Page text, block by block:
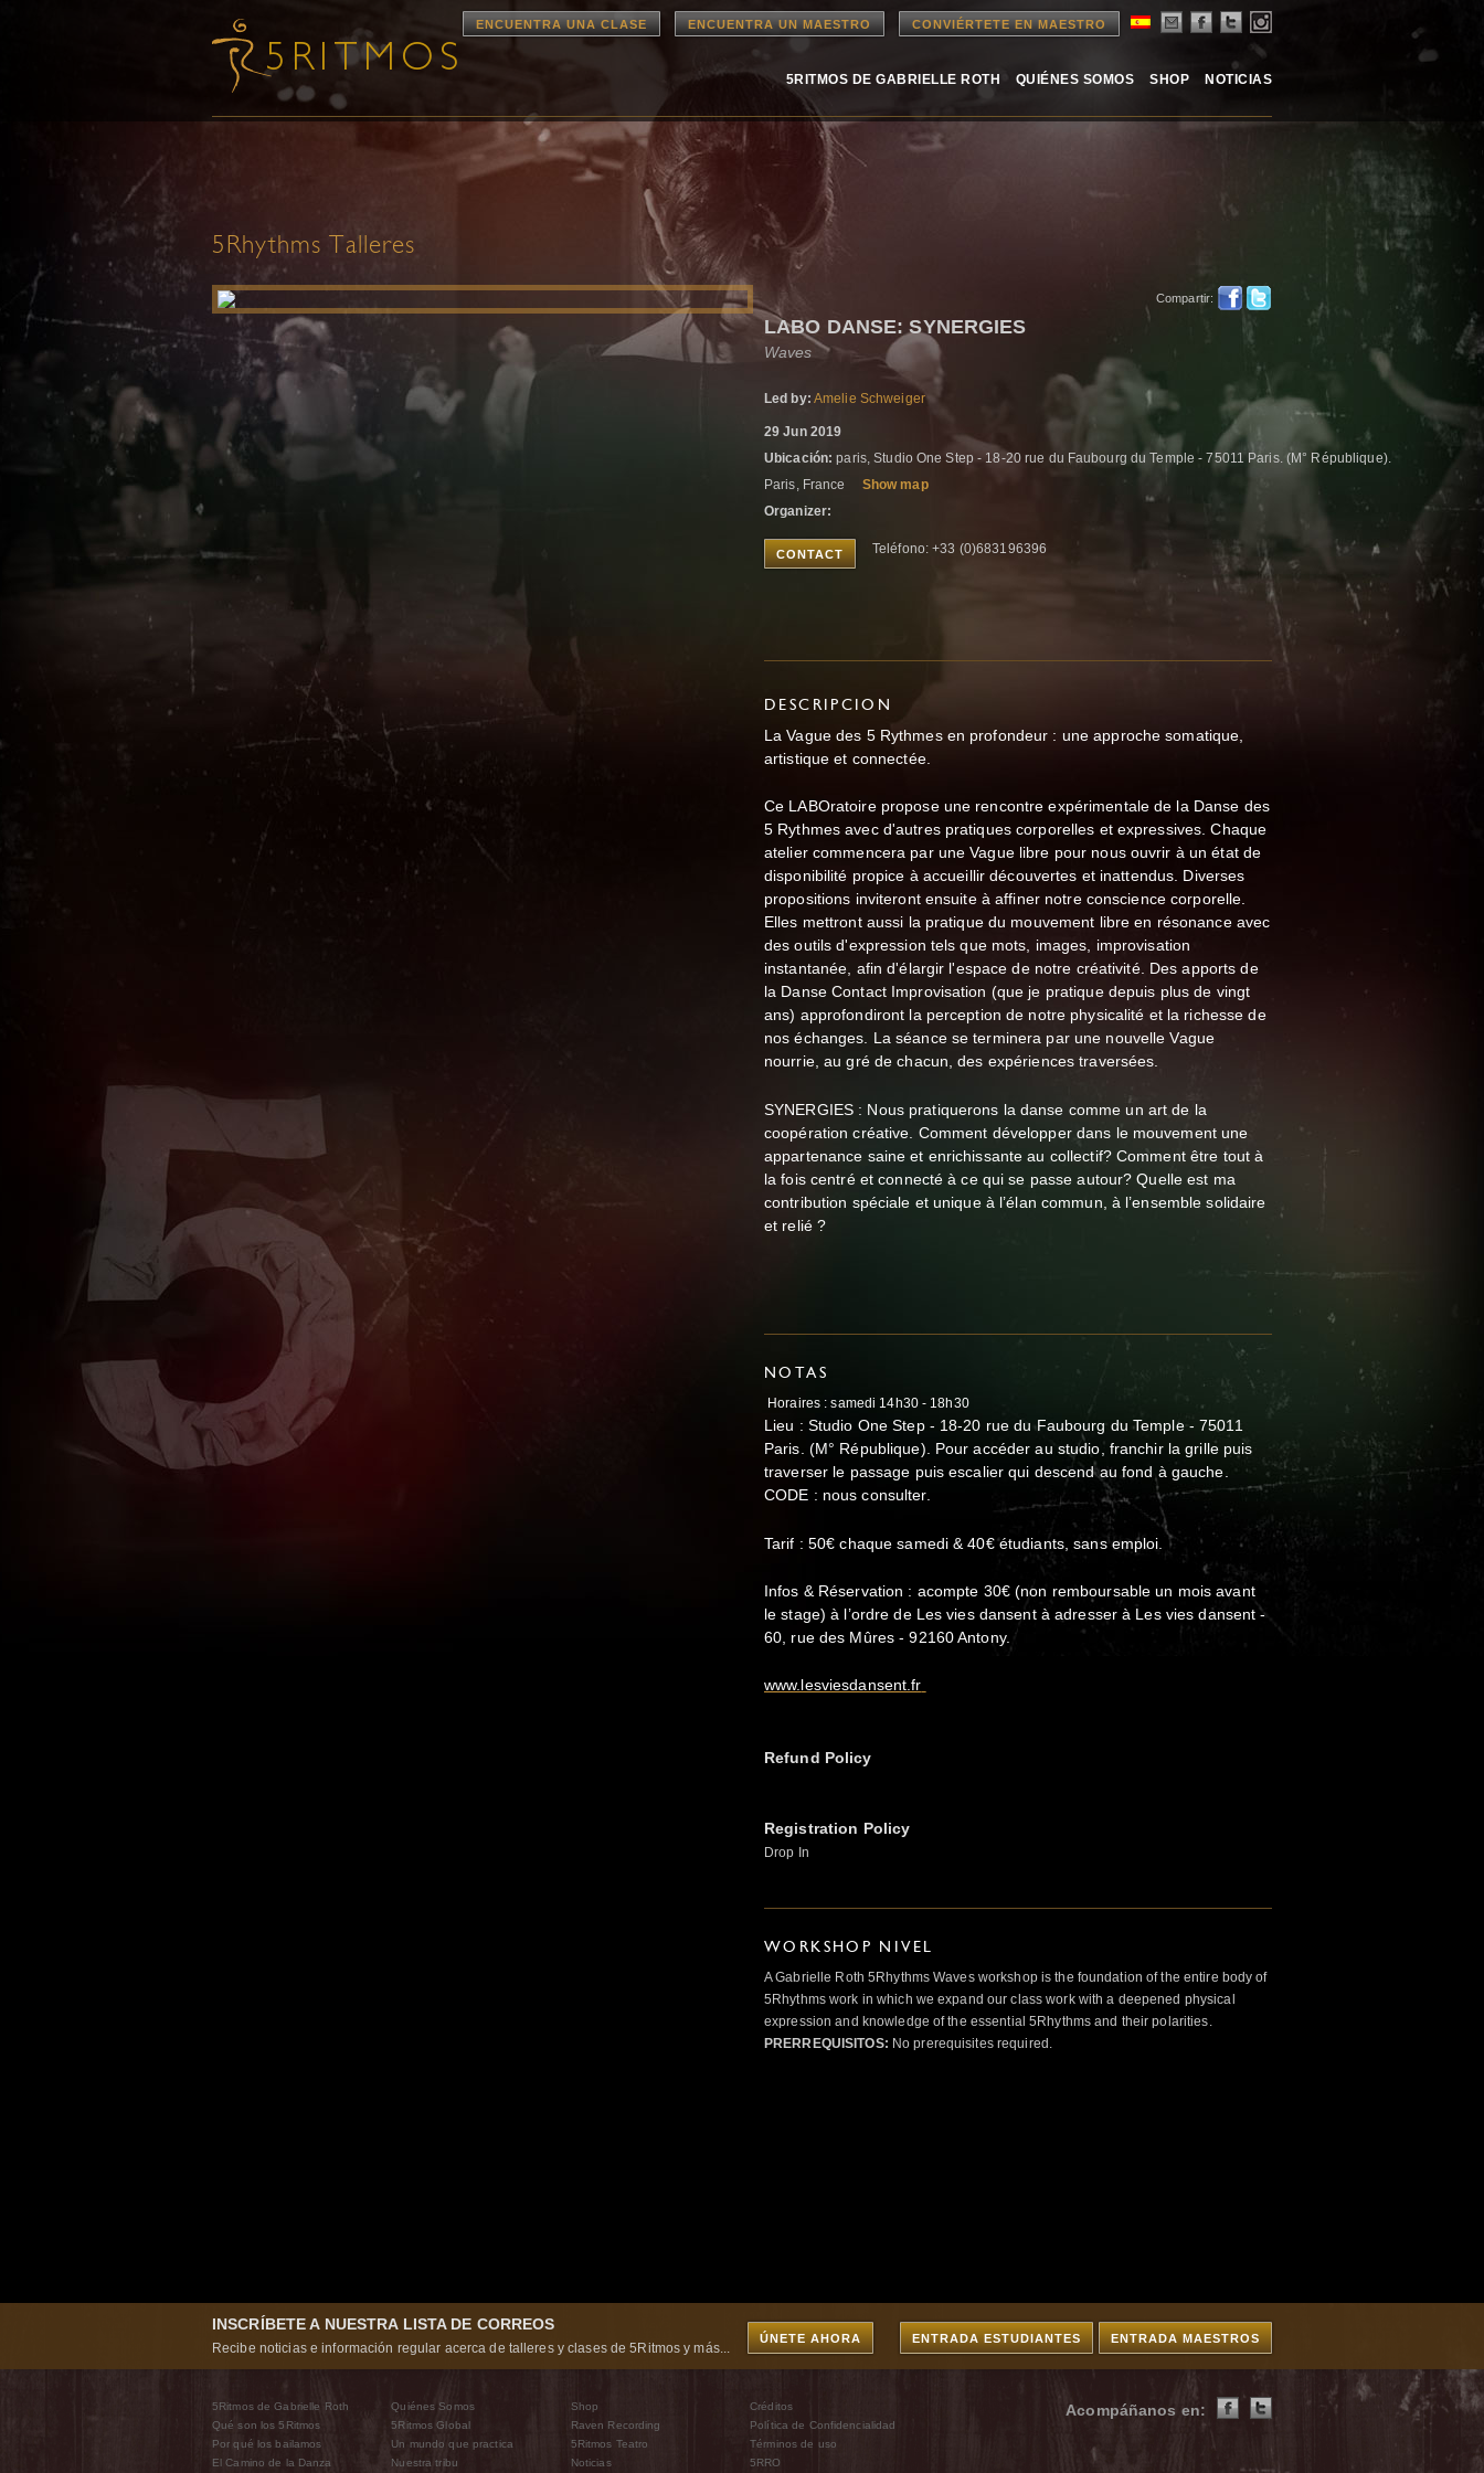
ENCUENTRA UNA CLASE ENCUENTRA UN MAESTRO CONVIÉRTETE EN MAESTRO
5RITMOS DE GABRIELLE ROTH QUIÉNES SOMOS SHOP NOTICIAS
5Rhythms Talleres
Compartir:
LABO DANSE: SYNERGIES
Waves
Led by: Amelie Schweiger
29 Jun 2019
Ubicación: paris, Studio One Step - 18-20 rue du Faubourg du Temple - 75011 Paris. (M° République).
Paris, France
Show map
Organizer:
CONTACT Teléfono: +33 (0)683196396
DESCRIPCION
La Vague des 5 Rythmes en profondeur : une approche somatique,
artistique et connectée.
Ce LABOratoire propose une rencontre expérimentale de la Danse des
5 Rythmes avec d'autres pratiques corporelles et expressives. Chaque
atelier commencera par une Vague libre pour nous ouvrir à un état de
disponibilité propice à accueillir découvertes et inattendus. Diverses
propositions inviteront ensuite à affiner notre conscience corporelle.
Elles mettront aussi la pratique du mouvement libre en résonance avec
des outils d'expression tels que mots, images, improvisation
instantanée, afin d'élargir l'espace de notre créativité. Des apports de
la Danse Contact Improvisation (que je pratique depuis plus de vingt
ans) approfondiront la perception de notre physicalité et la richesse de
nos échanges. La séance se terminera par une nouvelle Vague
nourrie, au gré de chacun, des expériences traversées.
SYNERGIES : Nous pratiquerons la danse comme un art de la
coopération créative. Comment développer dans le mouvement une
appartenance saine et enrichissante au collectif? Comment être tout à
la fois centré et connecté à ce qui se passe autour? Quelle est ma
contribution spéciale et unique à l’élan commun, à l’ensemble solidaire
et relié ?
NOTAS
Horaires : samedi 14h30 - 18h30
Lieu : Studio One Step - 18-20 rue du Faubourg du Temple - 75011
Paris. (M° République). Pour accéder au studio, franchir la grille puis
traverser le passage puis escalier qui descend au fond à gauche.
CODE : nous consulter.
Tarif : 50€ chaque samedi & 40€ étudiants, sans emploi.
Infos & Réservation : acompte 30€ (non remboursable un mois avant
le stage) à l’ordre de Les vies dansent à adresser à Les vies dansent -
60, rue des Mûres - 92160 Antony.
www.lesviesdansent.fr
Refund Policy
Registration Policy
Drop In
WORKSHOP NIVEL
A Gabrielle Roth 5Rhythms Waves workshop is the foundation of the entire body of
5Rhythms work in which we expand our class work with a deepened physical
expression and knowledge of the essential 5Rhythms and their polarities.
PRERREQUISITOS: No prerequisites required.
INSCRÍBETE A NUESTRA LISTA DE CORREOS
Recibe noticias e información regular acerca de talleres y clases de 5Ritmos y más...
ÚNETE AHORA ENTRADA MAESTROS
ENTRADA ESTUDIANTES
5Ritmos de Gabrielle Roth
Qué son los 5Ritmos
Por qué los bailamos
El Camino de la Danza
Quiénes Somos
5Ritmos Global
Un mundo que practica
Nuestra tribu
Shop
Raven Recording
5Ritmos Teatro
Noticias
Créditos
Política de Confidencialidad
Términos de uso
5RRO
Acompáñanos en: